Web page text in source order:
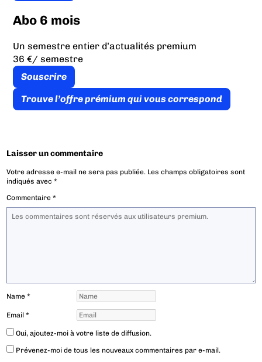
Abo 6 mois
Un semestre entier d’actualités premium
36 €/ semestre
Souscrire
Trouve l’offre prémium qui vous correspond
Laisser un commentaire
Votre adresse e-mail ne sera pas publiée. Les champs obligatoires sont
indiqués avec*
Commentaire*
Name*
Email*
Oui, ajoutez-moi à votre liste de diffusion.
Prévenez-moi de tous les nouveaux commentaires par e-mail.